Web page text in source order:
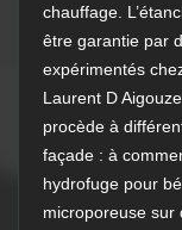
chauffage.
être garantie par
expérimentés
Laurent D
procède à
façade : à
hydrofuge pour
microporeuse sur